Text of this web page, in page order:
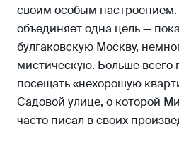
своим особым
объединяет одна цель —
булгаковскую Москву,
мистическую. Больше всего
посещать «нехорошую
Садовой улице, о которой
часто писал в своих